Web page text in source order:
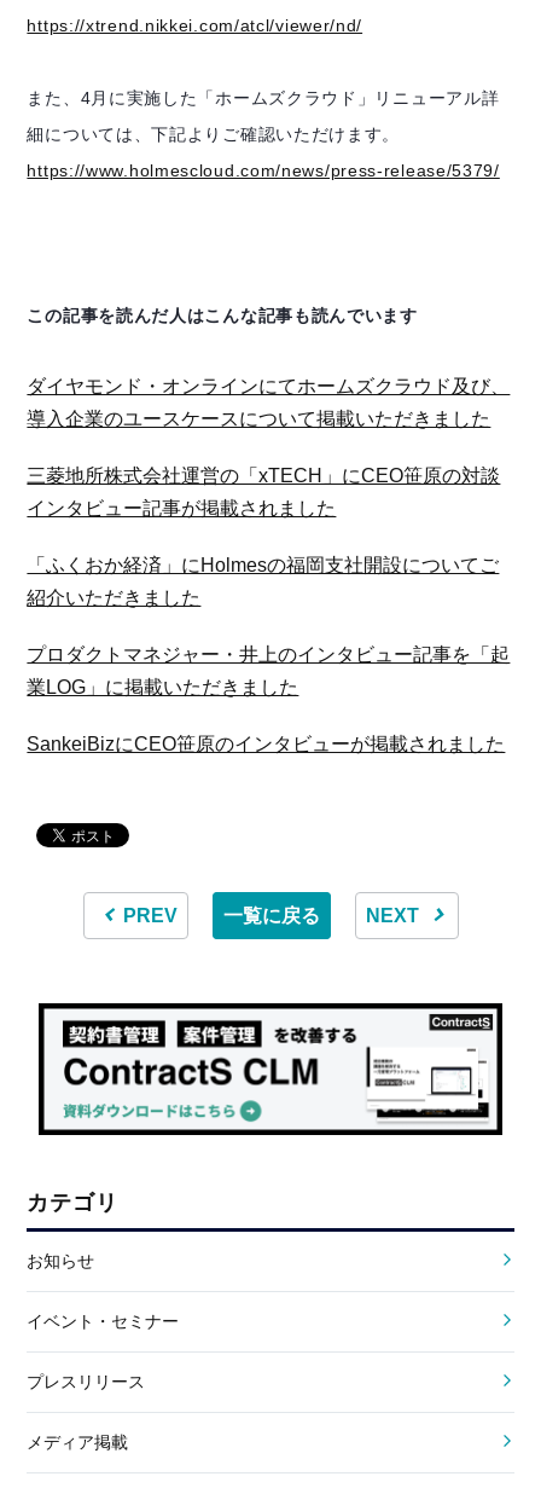
https://xtrend.nikkei.com/atcl/viewer/nd/
また、4月に実施した「ホームズクラウド」リニューアル詳
細については、下記よりご確認いただけます。
https://www.holmescloud.com/news/press-release/5379/
この記事を読んだ人はこんな記事も読んでいます
ダイヤモンド・オンラインにてホームズクラウド及び、
導入企業のユースケースについて掲載いただきました
三菱地所株式会社運営の「xTECH」にCEO笹原の対談
インタビュー記事が掲載されました
「ふくおか経済」にHolmesの福岡支社開設についてご
紹介いただきました
プロダクトマネジャー・井上のインタビュー記事を「起
業LOG」に掲載いただきました
SankeiBizにCEO笹原のインタビューが掲載されました
PREV 一覧に戻る NEXT
カテゴリ
お知らせ
イベント・セミナー
プレスリリース
メディア掲載